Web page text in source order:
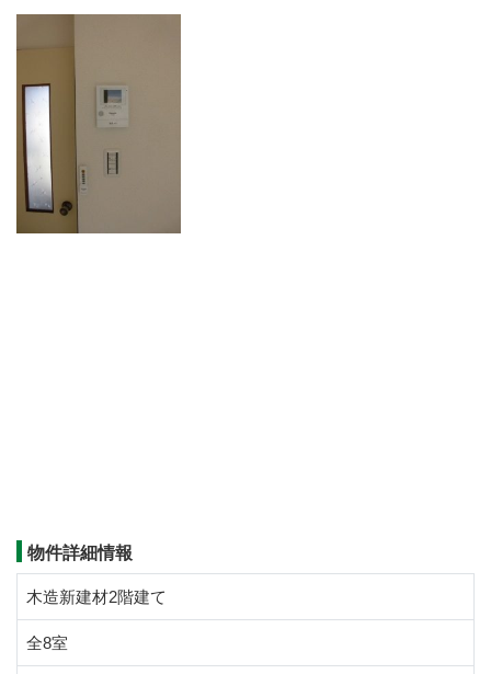
物件詳細情報
木造新建材2階建て
全8室